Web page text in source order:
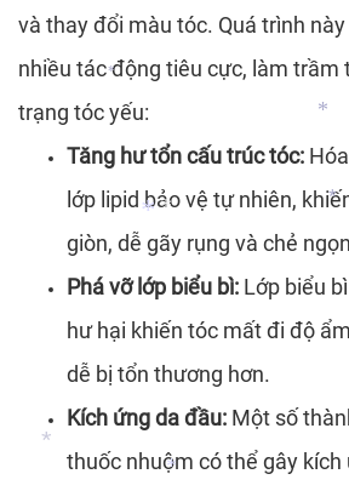
*
*
và thay đổi màu tóc. Quá trình
nhiều tác động tiêu cực, làm trầm
trạng tóc yếu:
Tăng hư tổn cấu trúc tóc:
lớp lipid bảo vệ tự nhiên,
giòn, dễ gãy rụng và chẻ
Phá vỡ lớp biểu bì: Lớp biểu
hư hại khiến tóc mất đi độ
dễ bị tổn thương hơn.
Kích ứng da đầu: Một số
thuốc nhuộm có thể gây kích